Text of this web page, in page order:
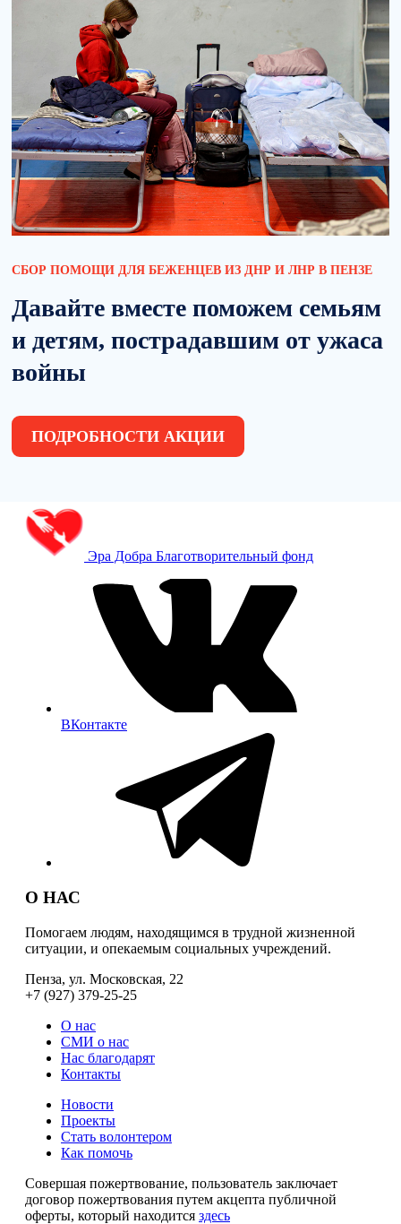
СБОР ПОМОЩИ ДЛЯ БЕЖЕНЦЕВ ИЗ ДНР И ЛНР В ПЕНЗЕ
Давайте вместе поможем семьям
и детям, пострадавшим от ужаса
войны
ПОДРОБНОСТИ АКЦИИ
Эра Добра Благотворительный фонд
ВКонтакте
О НАС
Помогаем людям, находящимся в трудной жизненной
ситуации, и опекаемым социальных учреждений.
Пенза, ул. Московская, 22
+7 (927) 379-25-25
О нас
СМИ о нас
Нас благодарят
Контакты
Новости
Проекты
Стать волонтером
Как помочь
Совершая пожертвование, пользователь заключает
договор пожертвования путем акцепта публичной
оферты, который находится здесь